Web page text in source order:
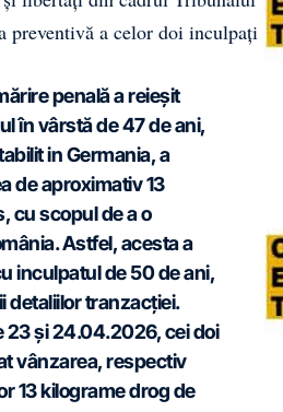
preventivă a celor doi inculpați
penală a reieșit
în vârstă de 47 de ani,
in Germania, a
de aproximativ 13
cu scopul de a o
Astfel, acesta a
inculpatul de 50 de ani,
detaliilor tranzacției.
23 și 24.04.2026, cei doi
vânzarea, respectiv
13 kilograme drog de